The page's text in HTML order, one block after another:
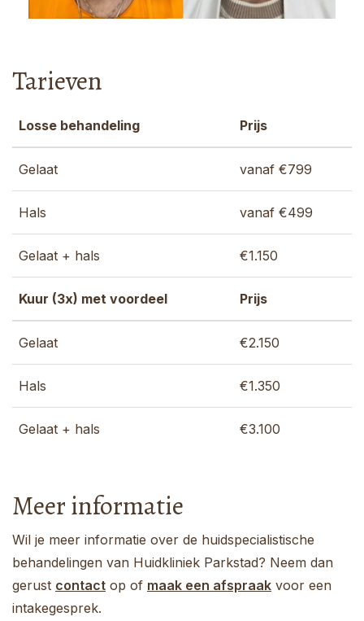
Tarieven
Losse behandeling Prijs
Gelaat vanaf €799
Hals vanaf €499
Gelaat + hals €1.150
Kuur (3x) met voordeel Prijs
Gelaat €2.150
Hals €1.350
Gelaat + hals €3.100
Meer informatie
Wil je meer informatie over de huidspecialistische
behandelingen van Huidkliniek Parkstad? Neem dan
gerust contact op of maak een afspraak voor een
intakegesprek.